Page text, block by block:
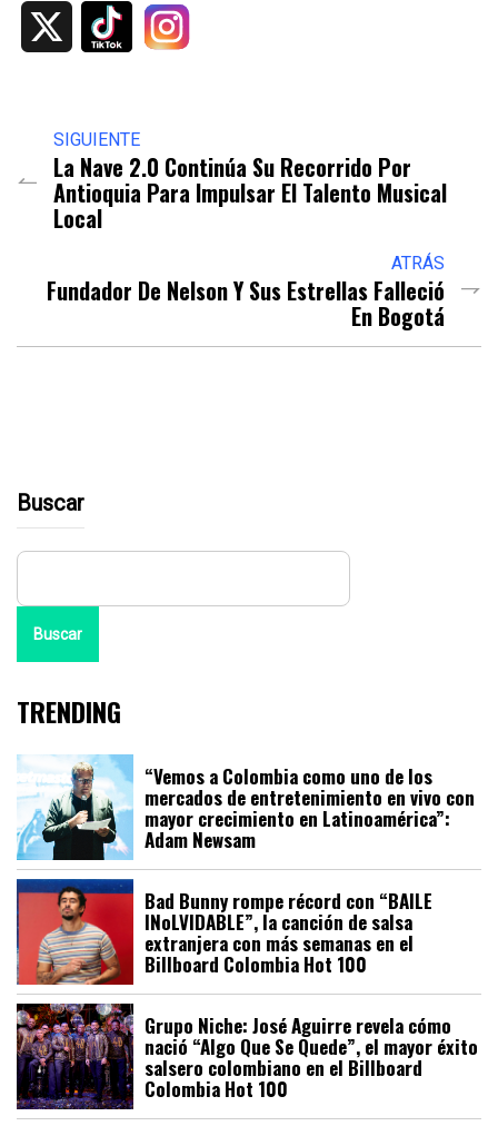
SIGUIENTE
La Nave 2.0 Continúa Su Recorrido Por
Antioquia Para Impulsar El Talento Musical
Local
ATRÁS
Fundador De Nelson Y Sus Estrellas Falleció
En Bogotá
Buscar
Buscar
TRENDING
“Vemos a Colombia como uno de los
mercados de entretenimiento en vivo con
mayor crecimiento en Latinoamérica”:
Adam Newsam
Bad Bunny rompe récord con “BAILE
INoLVIDABLE”, la canción de salsa
extranjera con más semanas en el
Billboard Colombia Hot 100
Grupo Niche: José Aguirre revela cómo
nació “Algo Que Se Quede”, el mayor éxito
salsero colombiano en el Billboard
Colombia Hot 100